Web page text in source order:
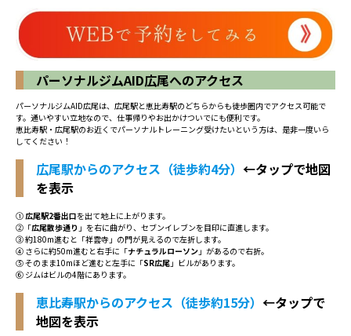
パーソナルジムAID広尾へのアクセス
パーソナルジムAID広尾は、広尾駅と恵比寿駅のどちらからも徒歩圏内でアクセス可能で
す。通いやすい立地なので、仕事帰りやお出かけついでにも便利です。
恵比寿駅・広尾駅のお近くでパーソナルトレーニング受けたいという方は、是非一度いら
してください！
広尾駅からのアクセス（徒歩約4分） ←タップで地図
を表示
①広尾駅2番出口を出て地上に上がります。
②「広尾散歩通り 」を右に曲がり、セブンイレブンを目印に直進します。
③ 約180m進むと「祥雲寺」の門が見えるので左折します。
④ さらに約50m進むと右手に「ナチュラルローソン 」があるので右折。
⑤ そのまま10mほど進むと左手に「SR広尾 」ビルがあります。
⑥ ジムはビルの4階にあります。
恵比寿駅からのアクセス（徒歩約15分） ←タップで
地図を表示